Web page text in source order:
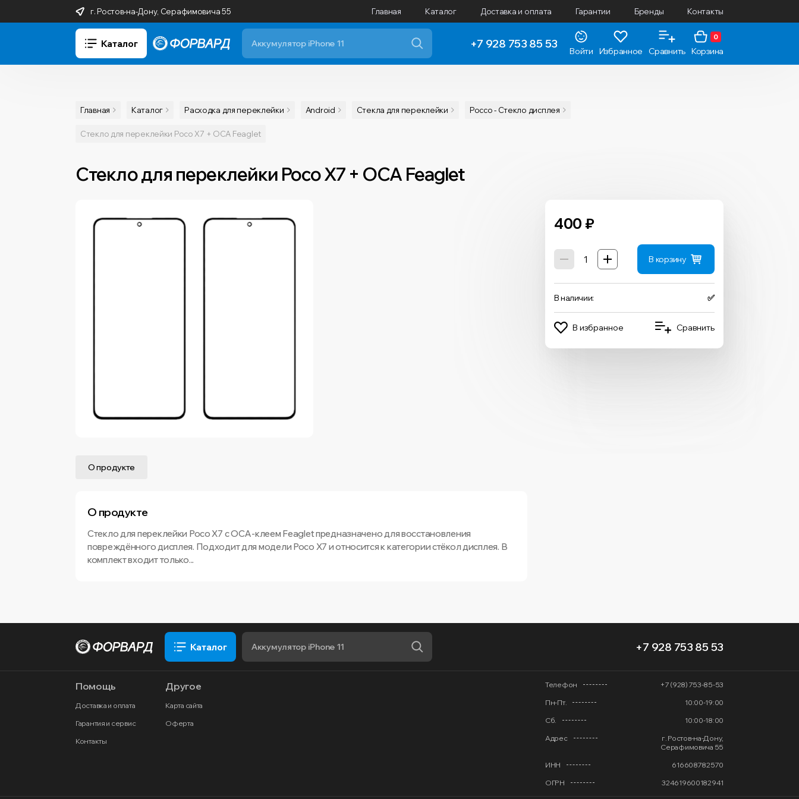
г. Ростов-на-Дону, Серафимовича 55 Главная Каталог Доставка и оплата Гарантии Бренды Контакты
Каталог +7 928 753 85 53
Войти Избранное Сравнить
0
Корзина
Главная Каталог Расходка для переклейки Android Cтекла для переклейки Pocco - Стекло дисплея
Стекло для переклейки Poco X7 + OCA Feaglet
Стекло для переклейки Poco X7 + OCA Feaglet
400 ₽
В корзину
В наличии: ✅
В избранное Сравнить
О продукте
О продукте
Стекло для переклейки Poco X7 с OCA-клеем Feaglet предназначено для восстановления
повреждённого дисплея. Подходит для модели Poco X7 и относится к категории стёкол дисплея. В
комплект входит только...
Каталог +7 928 753 85 53
Помощь
Доставка и оплата
Гарантия и сервис
Контакты
Другое
Карта сайта
Оферта
Телефон
+7 (928) 753-85-53
Пн-Пт.
10:00-19:00
Сб.
10:00-18:00
Адрес
г. Ростов-на-Дону,
Серафимовича 55
ИНН
616608782570
ОГРН
324619600182941